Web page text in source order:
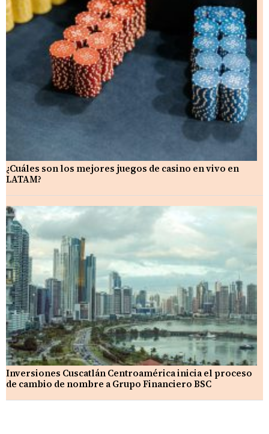
¿Cuáles son los mejores juegos de casino en vivo en
LATAM?
Inversiones Cuscatlán Centroamérica inicia el proceso
de cambio de nombre a Grupo Financiero BSC